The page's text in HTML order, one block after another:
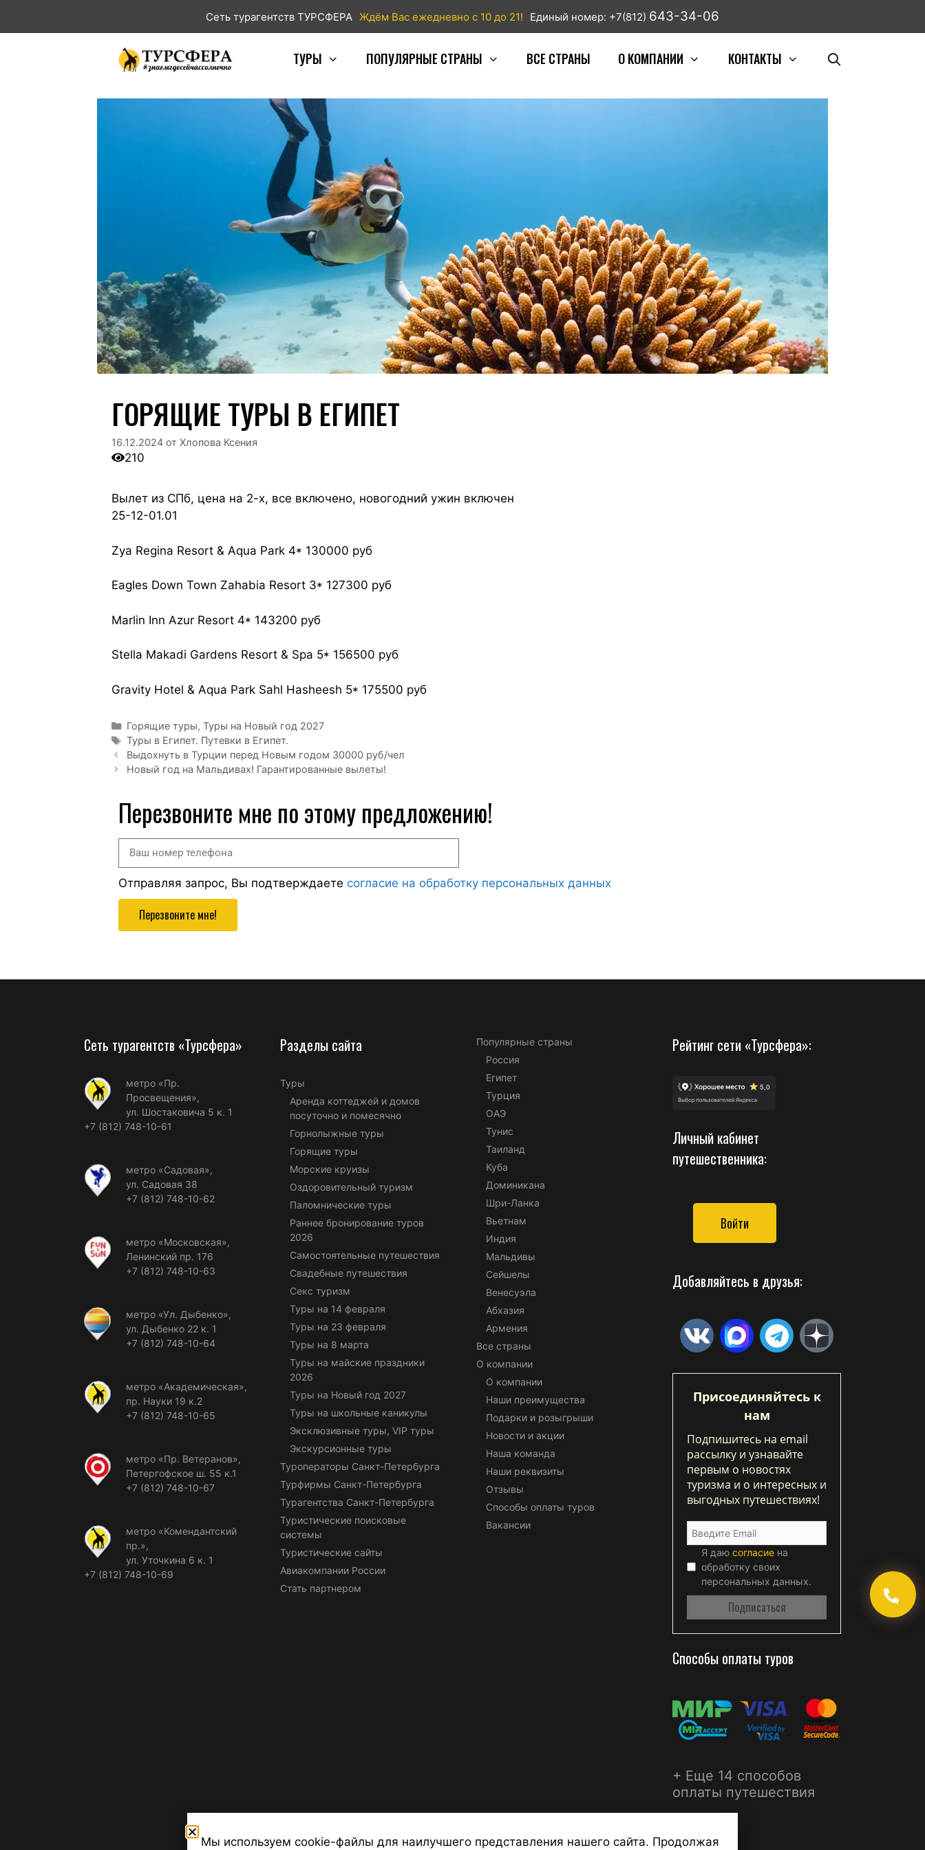
Сеть турагентств ТУРСФЕРА Ждём Вас ежедневно с 10 до 21! Единый номер: +7(812) 643-34-06
ТУРЫ ПОПУЛЯРНЫЕ СТРАНЫ ВСЕ СТРАНЫ О КОМПАНИИ КОНТАКТЫ
ГОРЯЩИЕ ТУРЫ В ЕГИПЕТ
16.12.2024 от Хлопова Ксения
210
Вылет из СПб, цена на 2-х, все включено, новогодний ужин включен
25-12-01.01
Zya Regina Resort & Aqua Park 4* 130000 руб
Eagles Down Town Zahabia Resort 3* 127300 руб
Marlin Inn Azur Resort 4* 143200 руб
Stella Makadi Gardens Resort & Spa 5* 156500 руб
Gravity Hotel & Aqua Park Sahl Hasheesh 5* 175500 руб
Горящие туры, Туры на Новый год 2027
Туры в Египет. Путевки в Египет.
Выдохнуть в Турции перед Новым годом 30000 руб/чел
Новый год на Мальдивах! Гарантированные вылеты!
Перезвоните мне по этому предложению!
Отправляя запрос, Вы подтверждаете согласие на обработку персональных данных
Перезвоните мне!
Сеть турагентств «Турсфера»
метро «Пр.
Просвещения»,
ул. Шостаковича 5 к. 1
+7 (812) 748-10-61
метро «Садовая»,
ул. Садовая 38
+7 (812) 748-10-62
метро «Московская»,
Ленинский пр. 176
+7 (812) 748-10-63
метро «Ул. Дыбенко»,
ул. Дыбенко 22 к. 1
+7 (812) 748-10-64
метро «Академическая»,
пр. Науки 19 к.2
+7 (812) 748-10-65
метро «Пр. Ветеранов»,
Петергофское ш. 55 к.1
+7 (812) 748-10-67
метро «Комендантский
пр.»,
ул. Уточкина 6 к. 1
+7 (812) 748-10-69
Разделы сайта
Туры
Аренда коттеджей и домов
посуточно и помесячно
Горнолыжные туры
Горящие туры
Морские круизы
Оздоровительный туризм
Паломнические туры
Раннее бронирование туров
2026
Самостоятельные путешествия
Свадебные путешествия
Секс туризм
Туры на 14 февраля
Туры на 23 февраля
Туры на 8 марта
Туры на майские праздники
2026
Туры на Новый год 2027
Туры на школьные каникулы
Эксклюзивные туры, VIP туры
Экскурсионные туры
Туроператоры Санкт-Петербурга
Турфирмы Санкт-Петербурга
Турагентства Санкт-Петербурга
Туристические поисковые
системы
Туристические сайты
Авиакомпании России
Стать партнером
Популярные страны
Россия
Египет
Турция
ОАЭ
Тунис
Таиланд
Куба
Доминикана
Шри-Ланка
Вьетнам
Индия
Мальдивы
Сейшелы
Венесуэла
Абхазия
Армения
Все страны
О компании
О компании
Наши преимущества
Подарки и розыгрыши
Новости и акции
Наша команда
Наши реквизиты
Отзывы
Способы оплаты туров
Вакансии
Рейтинг сети «Турсфера»:
Личный кабинет
путешественника:
Войти
Добавляйтесь в друзья:
Присоединяйтесь к
нам
Подпишитесь на email
рассылку и узнавайте
первым о новостях
туризма и о интересных и
выгодных путешествиях!
Я даю согласие на
обработку своих
персональных данных.
Способы оплаты туров
+ Еще 14 способов
оплаты путешествия
Мы используем cookie-файлы для наилучшего представления нашего сайта. Продолжая